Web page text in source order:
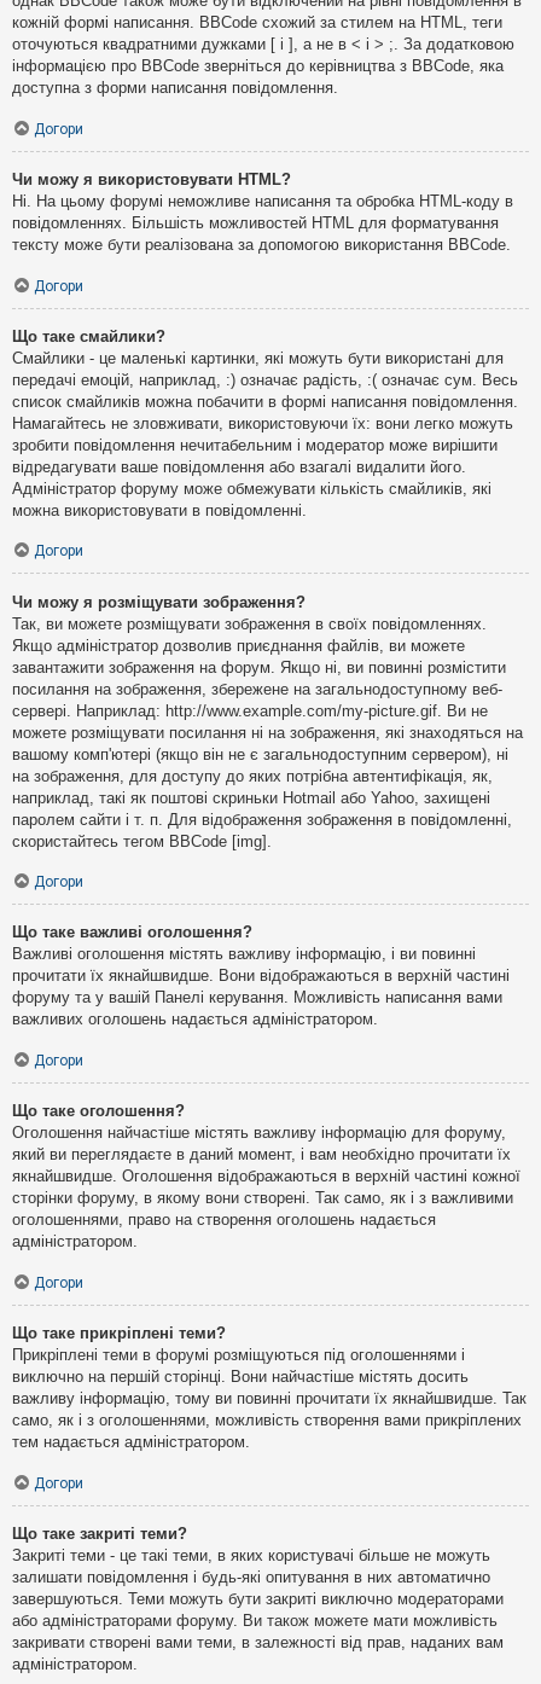
кожній формі написання. BBCode схожий за стилем на HTML, теги
оточуються квадратними дужками [ і ], а не в < і > ;. За додатковою
інформацією про BBCode зверніться до керівництва з BBCode, яка
доступна з форми написання повідомлення.
Догори
Чи можу я використовувати HTML?
Ні. На цьому форумі неможливе написання та обробка HTML-коду в
повідомленнях. Більшість можливостей HTML для форматування
тексту може бути реалізована за допомогою використання BBCode.
Догори
Що таке смайлики?
Смайлики - це маленькі картинки, які можуть бути використані для
передачі емоцій, наприклад, :) означає радість, :( означає сум. Весь
список смайликів можна побачити в формі написання повідомлення.
Намагайтесь не зловживати, використовуючи їх: вони легко можуть
зробити повідомлення нечитабельним і модератор може вирішити
відредагувати ваше повідомлення або взагалі видалити його.
Адміністратор форуму може обмежувати кількість смайликів, які
можна використовувати в повідомленні.
Догори
Чи можу я розміщувати зображення?
Так, ви можете розміщувати зображення в своїх повідомленнях.
Якщо адміністратор дозволив приєднання файлів, ви можете
завантажити зображення на форум. Якщо ні, ви повинні розмістити
посилання на зображення, збережене на загальнодоступному веб-
сервері. Наприклад: http://www.example.com/my-picture.gif. Ви не
можете розміщувати посилання ні на зображення, які знаходяться на
вашому комп'ютері (якщо він не є загальнодоступним сервером), ні
на зображення, для доступу до яких потрібна автентифікація, як,
наприклад, такі як поштові скриньки Hotmail або Yahoo, захищені
паролем сайти і т. п. Для відображення зображення в повідомленні,
скористайтесь тегом BBCode [img].
Догори
Що таке важливі оголошення?
Важливі оголошення містять важливу інформацію, і ви повинні
прочитати їх якнайшвидше. Вони відображаються в верхній частині
форуму та у вашій Панелі керування. Можливість написання вами
важливих оголошень надається адміністратором.
Догори
Що таке оголошення?
Оголошення найчастіше містять важливу інформацію для форуму,
який ви переглядаєте в даний момент, і вам необхідно прочитати їх
якнайшвидше. Оголошення відображаються в верхній частині кожної
сторінки форуму, в якому вони створені. Так само, як і з важливими
оголошеннями, право на створення оголошень надається
адміністратором.
Догори
Що таке прикріплені теми?
Прикріплені теми в форумі розміщуються під оголошеннями і
виключно на першій сторінці. Вони найчастіше містять досить
важливу інформацію, тому ви повинні прочитати їх якнайшвидше. Так
само, як і з оголошеннями, можливість створення вами прикріплених
тем надається адміністратором.
Догори
Що таке закриті теми?
Закриті теми - це такі теми, в яких користувачі більше не можуть
залишати повідомлення і будь-які опитування в них автоматично
завершуються. Теми можуть бути закриті виключно модераторами
або адміністраторами форуму. Ви також можете мати можливість
закривати створені вами теми, в залежності від прав, наданих вам
адміністратором.